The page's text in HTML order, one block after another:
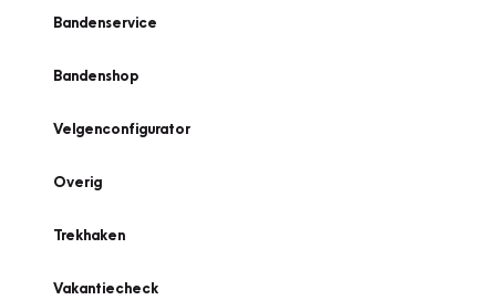
Bandenservice
Bandenshop
Velgenconfigurator
Overig
Trekhaken
Vakantiecheck